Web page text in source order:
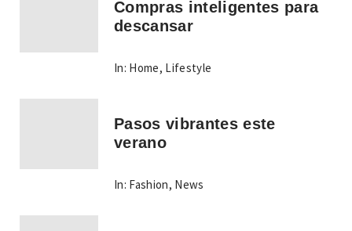
Compras inteligentes para
descansar
In: Home, Lifestyle
Pasos vibrantes este
verano
In: Fashion, News